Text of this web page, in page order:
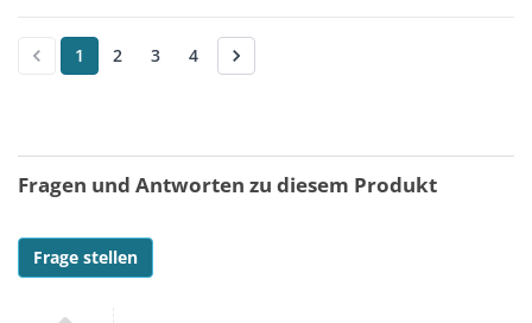
1 2 3 4
Fragen und Antworten zu diesem Produkt
Frage stellen